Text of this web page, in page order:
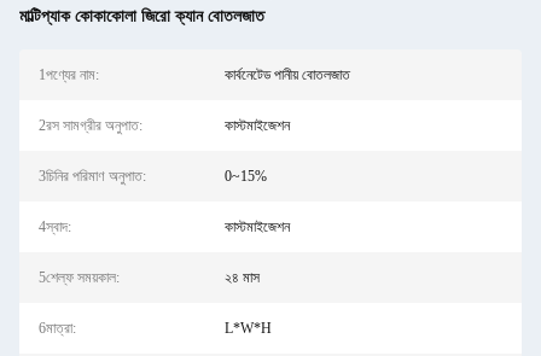
মাল্টিপ্যাক কোকাকোলা জিরো ক্যান বোতলজাত
1পণ্যের নাম: কার্বনেটেড পানীয় বোতলজাত
2রস সামগ্রীর অনুপাত: কাস্টমাইজেশন
3চিনির পরিমাণ অনুপাত: 0~15%
4স্বাদ: কাস্টমাইজেশন
5শেল্ফ সময়কাল: ২৪ মাস
6মাত্রা: L*W*H